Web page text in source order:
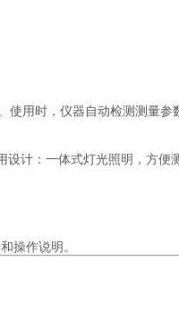
用时，仪器自动检测测量参
计：一体式灯光照明，方便
操作说明。